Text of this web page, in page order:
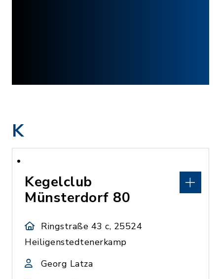
K
Kegelclub
Münsterdorf 80
Ringstraße 43 c, 25524
Heiligenstedtenerkamp
Georg Latza